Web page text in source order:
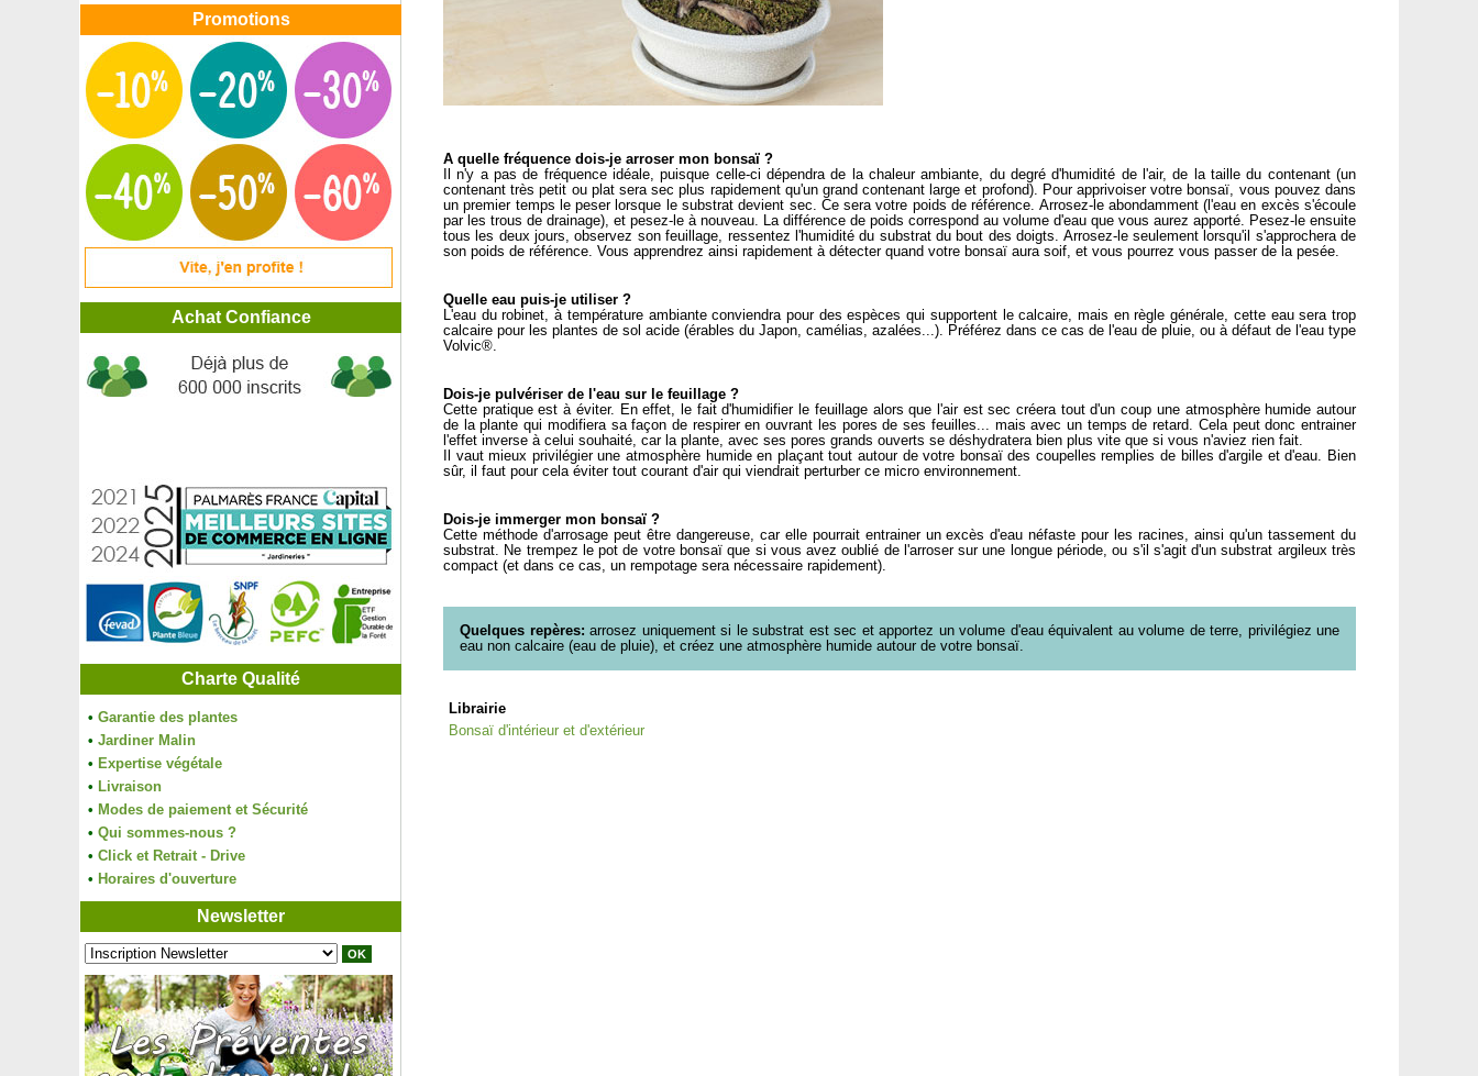
Promotions
Achat Confiance
Charte Qualité
• Garantie des plantes
• Jardiner Malin
• Expertise végétale
• Livraison
• Modes de paiement et Sécurité
• Qui sommes-nous ?
• Click et Retrait - Drive
• Horaires d'ouverture
Newsletter
A quelle fréquence dois-je arroser mon bonsaï ?
Il n'y a pas de fréquence idéale, puisque celle-ci dépendra de la chaleur ambiante, du degré d'humidité de l'air, de la taille du contenant (un
contenant très petit ou plat sera sec plus rapidement qu'un grand contenant large et profond). Pour apprivoiser votre bonsaï, vous pouvez dans
un premier temps le peser lorsque le substrat devient sec. Ce sera votre poids de référence. Arrosez-le abondamment (l'eau en excès s'écoule
par les trous de drainage), et pesez-le à nouveau. La différence de poids correspond au volume d'eau que vous aurez apporté. Pesez-le ensuite
tous les deux jours, observez son feuillage, ressentez l'humidité du substrat du bout des doigts. Arrosez-le seulement lorsqu'il s'approchera de
son poids de référence. Vous apprendrez ainsi rapidement à détecter quand votre bonsaï aura soif, et vous pourrez vous passer de la pesée.
Quelle eau puis-je utiliser ?
L'eau du robinet, à température ambiante conviendra pour des espèces qui supportent le calcaire, mais en règle générale, cette eau sera trop
calcaire pour les plantes de sol acide (érables du Japon, camélias, azalées...). Préférez dans ce cas de l'eau de pluie, ou à défaut de l'eau type
Volvic®.
Dois-je pulvériser de l'eau sur le feuillage ?
Cette pratique est à éviter. En effet, le fait d'humidifier le feuillage alors que l'air est sec créera tout d'un coup une atmosphère humide autour
de la plante qui modifiera sa façon de respirer en ouvrant les pores de ses feuilles... mais avec un temps de retard. Cela peut donc entrainer
l'effet inverse à celui souhaité, car la plante, avec ses pores grands ouverts se déshydratera bien plus vite que si vous n'aviez rien fait.
Il vaut mieux privilégier une atmosphère humide en plaçant tout autour de votre bonsaï des coupelles remplies de billes d'argile et d'eau. Bien
sûr, il faut pour cela éviter tout courant d'air qui viendrait perturber ce micro environnement.
Dois-je immerger mon bonsaï ?
Cette méthode d'arrosage peut être dangereuse, car elle pourrait entrainer un excès d'eau néfaste pour les racines, ainsi qu'un tassement du
substrat. Ne trempez le pot de votre bonsaï que si vous avez oublié de l'arroser sur une longue période, ou s'il s'agit d'un substrat argileux très
compact (et dans ce cas, un rempotage sera nécessaire rapidement).
Quelques repères: arrosez uniquement si le substrat est sec et apportez un volume d'eau équivalent au volume de terre, privilégiez une
eau non calcaire (eau de pluie), et créez une atmosphère humide autour de votre bonsaï.
Librairie
Bonsaï d'intérieur et d'extérieur